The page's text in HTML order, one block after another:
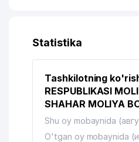
Statistika
Tashkilotning
RESPUBLIKASI
SHAHAR MOLIYA
Shu oy mobaynida
O'tgan oy mobaynida